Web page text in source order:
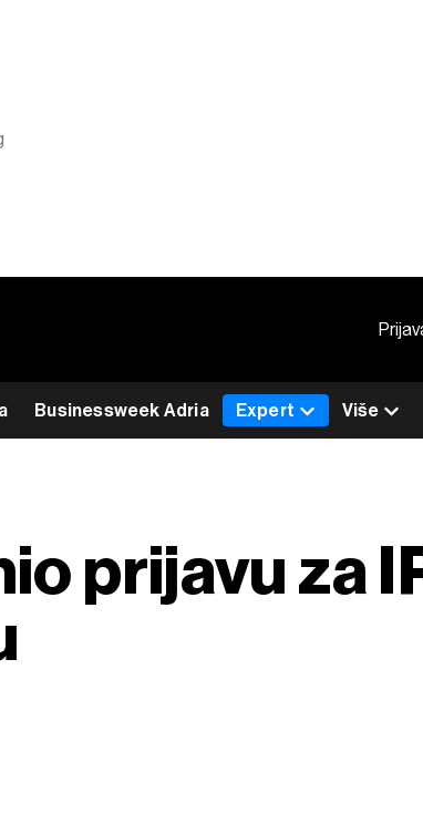
Businessweek Adria Expert Više
prijavu za